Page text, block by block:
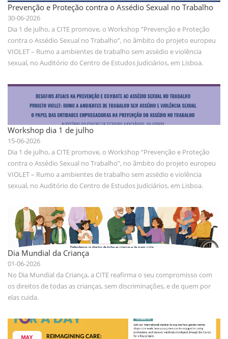
Prevenção e Proteção contra o Assédio Sexual no Trabalho
30-06-2026
Dia 1 de julho, a CITE promove, o Workshop “Prevenção e Proteção
contra o Assédio Sexual no Trabalho”, no âmbito do projeto europeu
VIOLET – Rumo a ambientes de trabalho sem assédio e violência
sexual, no Auditório do Centro de Estudos Judiciários, em Lisboa.
Workshop dia 1 de julho
15-06-2026
Dia 1 de julho, a CITE promove, o Workshop “Prevenção e Proteção
contra o Assédio Sexual no Trabalho”, no âmbito do projeto europeu
VIOLET – Rumo a ambientes de trabalho sem assédio e violência
sexual, no Auditório do Centro de Estudos Judiciários, em Lisboa.
Dia Mundial da Criança
01-06-2026
No Dia Mundial da Criança, a CITE reafirma o seu compromisso com
os direitos de todas as crianças, sem discriminações, e de quem por
elas cuida.